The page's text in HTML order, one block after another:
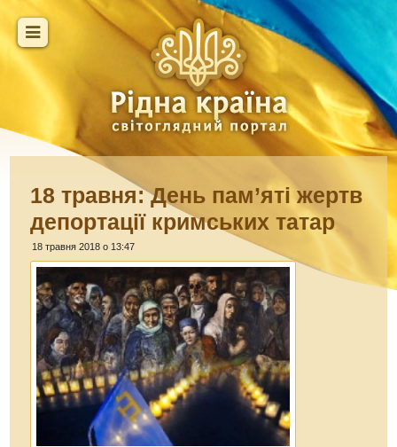
18 травня: День пам’яті жертв
депортації кримських татар
18 травня 2018 о 13:47